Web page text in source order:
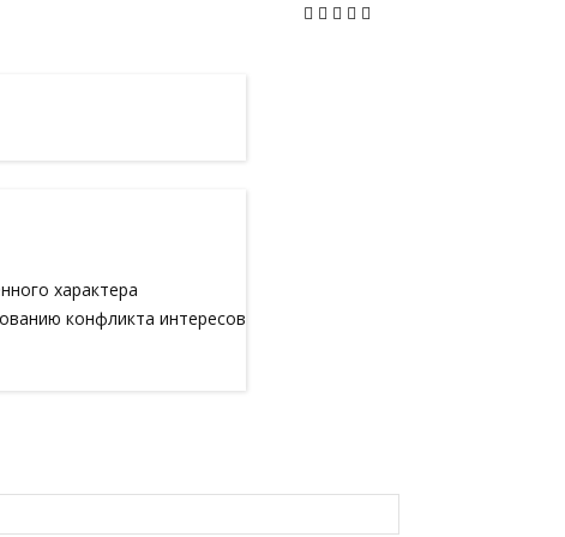
характера
конфликта интересов